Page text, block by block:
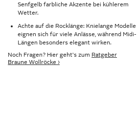
Senfgelb farbliche Akzente bei kühlerem
Wetter.
Achte auf die Rocklänge: Knielange Modelle
eignen sich für viele Anlässe, während Midi-
Längen besonders elegant wirken.
Noch Fragen? Hier geht's zum Ratgeber
Braune Wollröcke ›